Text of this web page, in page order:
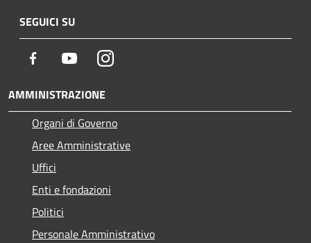
SEGUICI SU
Facebook YoutubeInstagram
AMMINISTRAZIONE
Organi di Governo
Aree Amministrative
Uffici
Enti e fondazioni
Politici
Personale Amministrativo